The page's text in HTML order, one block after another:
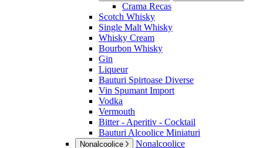
Crama Recas
Scotch Whisky
Single Malt Whisky
Whisky Cream
Bourbon Whisky
Gin
Liqueur
Bauturi Spirtoase Diverse
Vin Spumant Import
Vodka
Vermouth
Bitter - Aperitiv - Cocktail
Bauturi Alcoolice Miniaturi
Nonalcoolice Nonalcoolice